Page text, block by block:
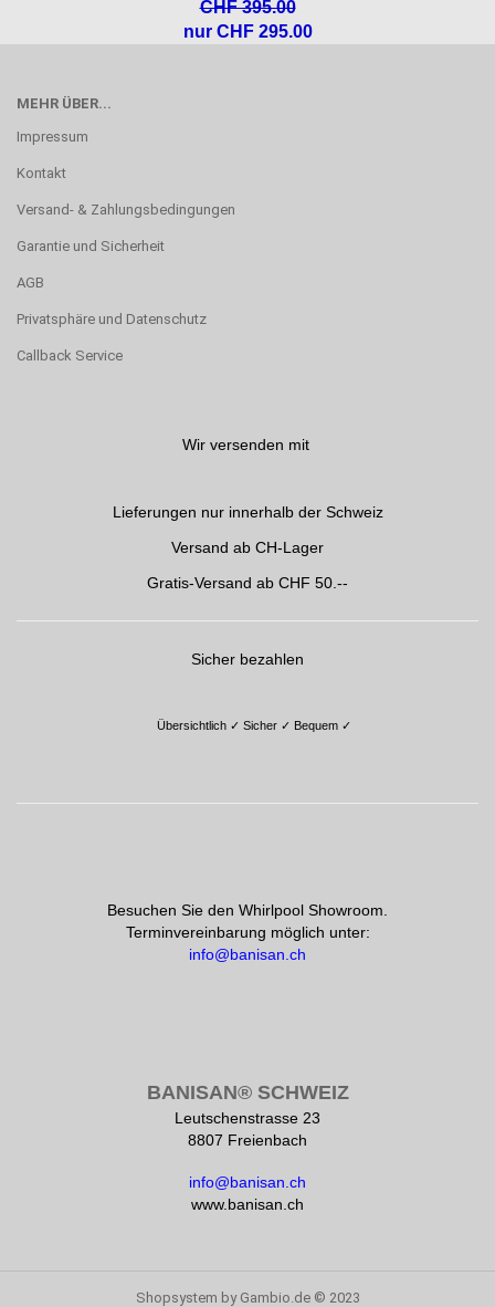
CHF 395.00
nur CHF 295.00
MEHR ÜBER...
Impressum
Kontakt
Versand- & Zahlungsbedingungen
Garantie und Sicherheit
AGB
Privatsphäre und Datenschutz
Callback Service
Wir versenden mit
Lieferungen nur innerhalb der Schweiz
Versand ab CH-Lager
Gratis-Versand ab CHF 50.--
Sicher bezahlen
Übersichtlich ✓ Sicher ✓ Bequem ✓
Besuchen Sie den Whirlpool Showroom.
Terminvereinbarung möglich unter:
info@banisan.ch
BANISAN® SCHWEIZ
Leutschenstrasse 23
8807 Freienbach
info@banisan.ch
www.banisan.ch
Shopsystem by Gambio.de © 2023